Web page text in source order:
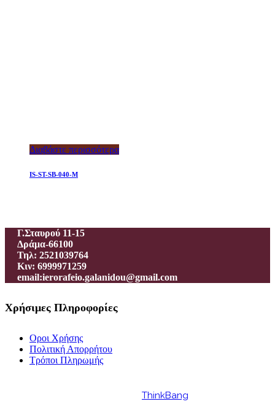
Διαβάστε περισσότερα
IS-ST-SB-040-M
Γ.Σταυρού 11-15
Δράμα-66100
Τηλ: 2521039764
Κιν: 6999971259
email:ierorafeio.galanidou@gmail.com
Χρήσιμες Πληροφορίες
Οροι Χρήσης
Πολιτική Απορρήτου
Τρόποι Πληρωμής
ThinkBang